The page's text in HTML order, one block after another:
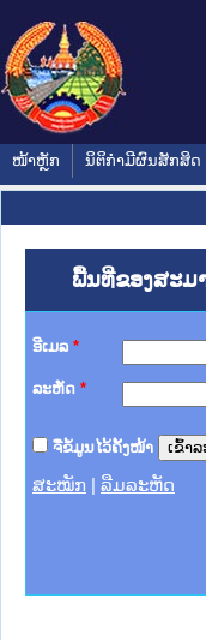
ໜ້າຫຼັກ ນິຕິກໍາມີຜົນສັກສິດ
ພື້ນທີ່ຂອງສະມ
ອີເມລ *
ລະຫັດ *
ຈື່ຂໍ້ມູນໄວ້ຄັ້ງໜ້າ
ສະໝັກ ລືມລະຫັດ